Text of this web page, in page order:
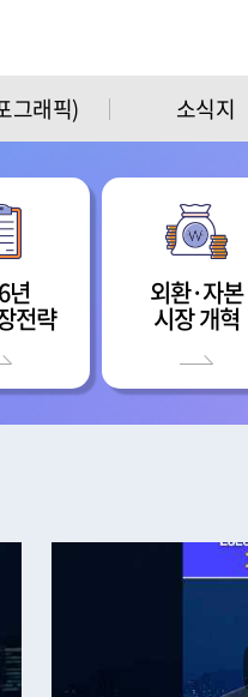
그래픽) 소식지
년
전략
외환·자본
시장 개혁